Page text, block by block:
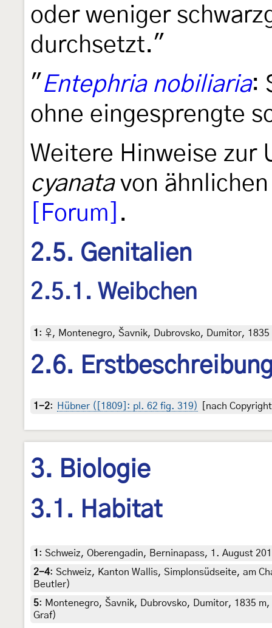
oder weniger
durchsetzt."
" Entephria nobiliaria:
ohne eingesprengte
Weitere Hinweise zur
cyanatavon
[Forum] .
2.5. Genitalien
2.5.1. Weibchen
1 : ♀, Montenegro, Šavnik, Dubrovsko, Dumitor,
2.6.
1-2: Hübner ([1809]: pl. 62 fig. 319) [nach
3. Biologie
3.1. Habitat
1 : Schweiz, Oberengadin, Berninapass, 1. August
2-4: Schweiz, Kanton Wallis, Simplonsüdseite, am
Beutler)
5: Montenegro, Šavnik, Dubrovsko, Dumitor, 1835
Graf)